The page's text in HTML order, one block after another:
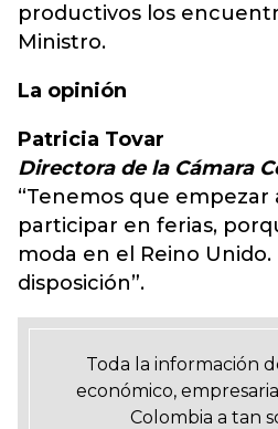
productivos los
Ministro.
La opinión
Patricia Tovar
Directora de la Cámara
“Tenemos que empezar
participar en ferias,
moda en el Reino Unido.
disposición”.
Toda la información
económico,
Colombia a tan